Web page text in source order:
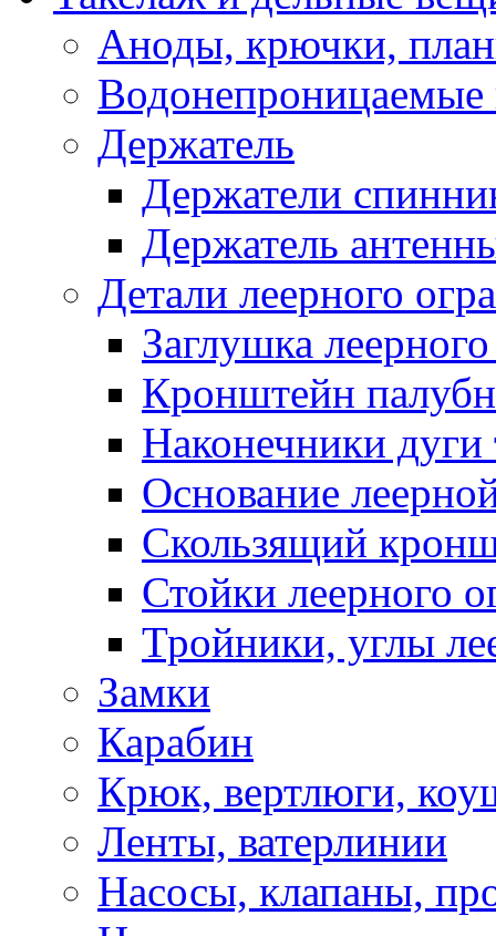
Аноды, крючки,
Водонепроницаемые
Держатель
Держатели
Держатель
Детали леерного
Заглушка
Кронштейн
Наконечники дуги
Основание
Скользящий
Стойки леерного
Тройники, углы
Замки
Карабин
Крюк, вертлюги,
Ленты, ватерлинии
Насосы, клапаны,